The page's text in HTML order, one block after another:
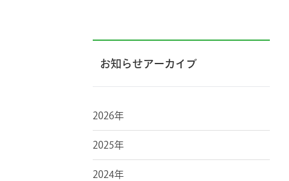
お知らせアーカイブ
2026年
2025年
2024年